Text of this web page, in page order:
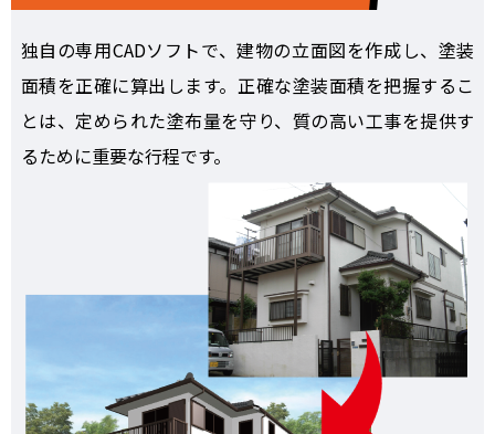
独自の専用CADソフトで、建物の立面図を作成し、塗装
面積を正確に算出します。正確な塗装面積を把握するこ
とは、定められた塗布量を守り、質の高い工事を提供す
るために重要な行程です。